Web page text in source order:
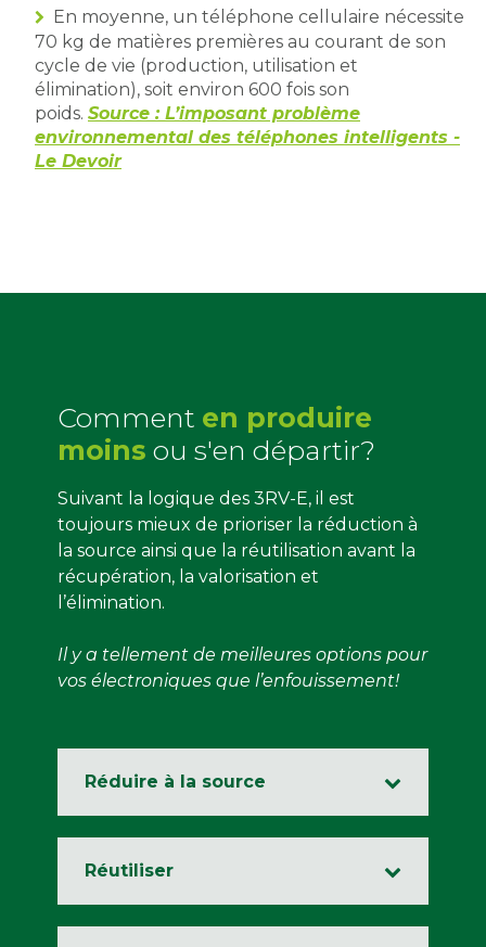
En moyenne, un téléphone cellulaire nécessite
70 kg de matières premières au courant de son
cycle de vie (production, utilisation et
élimination), soit environ 600 fois son
poids. Source : L’imposant problème
environnemental des téléphones intelligents -
Le Devoir
Comment en produire
moins ou s'en départir?
Suivant la logique des 3RV-E, il est
toujours mieux de prioriser la réduction à
la source ainsi que la réutilisation avant la
récupération, la valorisation et
l’élimination.
Il y a tellement de meilleures options pour
vos électroniques que l’enfouissement!
Réduire à la source
Réutiliser